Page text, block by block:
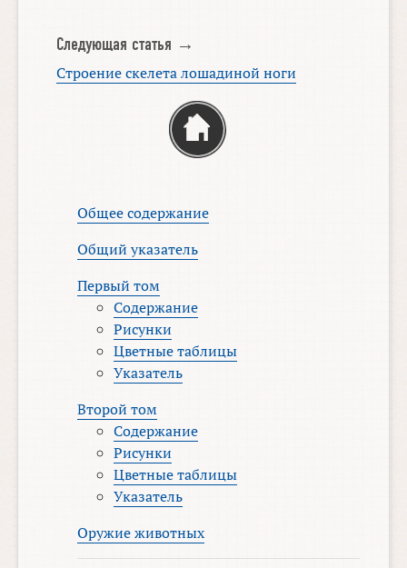
Следующая статья →
Строение скелета лошадиной ноги
Общее содержание
Общий указатель
Первый том
Содержание
Рисунки
Цветные таблицы
Указатель
Второй том
Содержание
Рисунки
Цветные таблицы
Указатель
Оружие животных